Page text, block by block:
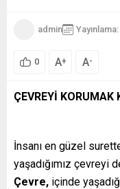
admin
0 A+ A-
ÇEVREYİ KORUMAK
İnsanı en güzel
yaşadığımız çevreyi
Çevre, içinde